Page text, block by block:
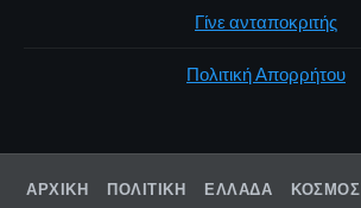
Γίνε ανταποκριτής
Πολιτική Απορρήτου
ΑΡΧΙΚΉ ΠΟΛΙΤΙΚΉ ΕΛΛΆΔΑ ΚΌΣΜΟΣ